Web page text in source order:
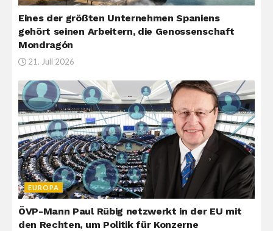
Eines der größten Unternehmen Spaniens
gehört seinen Arbeitern, die Genossenschaft
Mondragón
21. Juli 2026
EUROPA
ÖVP-Mann Paul Rübig netzwerkt in der EU mit
den Rechten, um Politik für Konzerne